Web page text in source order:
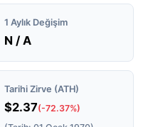
1 Aylık Değişim
N / A
Tarihi Zirve (ATH)
$2.37(-72.37%)